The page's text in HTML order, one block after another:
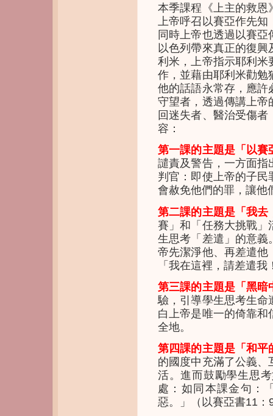
本季課程《上主的救恩
上帝呼召以賽亞作先
同時上帝也透過以賽
以色列帶來真正的復
利米，上帝指示耶利米
作，並藉由耶利米勸勉
他的話語永常存，應許
守望者，透過傳講上帝
回迷失者、醫治受傷
容：
第一課的主題是「以賽
譴責及警告，一方面指
判官：即使上帝的子
會赦免他們的罪，讓他
第二課的主題是「我去
賽」和「任務大挑戰」
生思考「差遣」的意義
帝先潔淨他、再差遣他
「我在這裡，請差遣
第三課的主題是「黑暗
驗，引導學生思考生命
白上帝是唯一的倚靠
全地。
第四課的主題是「和平
的國度中充滿了公義
活。進而鼓勵學生思
處：如同本課金句：
惡。」（以賽亞書11：